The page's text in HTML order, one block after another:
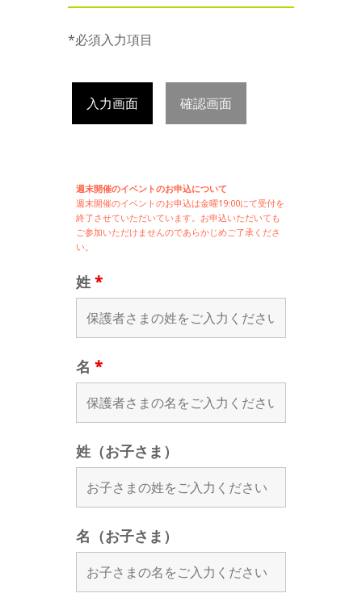
*必須入力項目
入力画面 確認画面
週末開催のイベントのお申込について
週末開催のイベントのお申込は金曜19:00にて受付を
終了させていただいています。お申込いただいても
ご参加いただけませんのであらかじめご了承くださ
い。
姓 *
名 *
姓（お子さま）
名（お子さま）